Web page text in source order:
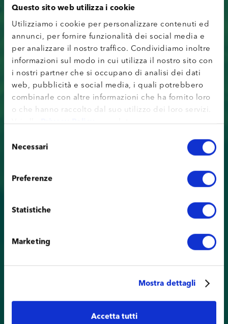
Questo sito web utilizza i cookie
Utilizziamo i cookie per personalizzare contenuti ed
annunci, per fornire funzionalità dei social media e
per analizzare il nostro traffico. Condividiamo inoltre
informazioni sul modo in cui utilizza il nostro sito con
i nostri partner che si occupano di analisi dei dati
web, pubblicità e social media, i quali potrebbero
combinarle con altre informazioni che ha fornito loro
o che hanno raccolto dal suo utilizzo dei loro servizi.
Vai allaPrivacy Policycompleta.
delNecessari
Preferenze
Statistiche
Marketing
Mostra dettagli
Accetta tutti